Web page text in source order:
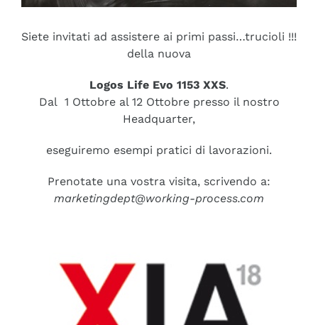
Siete invitati ad assistere ai primi passi…trucioli !!!
della nuova
Logos Life Evo 1153 XXS.
Dal 1 Ottobre al 12 Ottobre presso il nostro
Headquarter,
eseguiremo esempi pratici di lavorazioni.
Prenotate una vostra visita, scrivendo a:
marketingdept@working-process.com